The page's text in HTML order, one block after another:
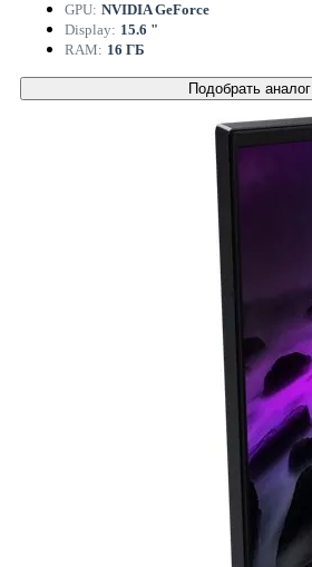
GPU: NVIDIA GeForce
Display: 15.6 "
RAM: 16 ГБ
Подобрать аналог